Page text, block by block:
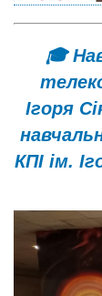
🎓
Ігоря
КПІ ім.